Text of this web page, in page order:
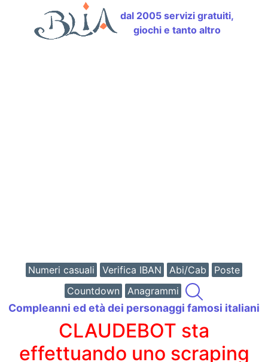
dal 2005 servizi gratuiti,
giochi e tanto altro
Numeri casuali Verifica IBAN Abi/Cab
Poste
Countdown
Anagrammi
Compleanni ed età dei personaggi famosi italiani
CLAUDEBOT sta
effettuando uno scraping